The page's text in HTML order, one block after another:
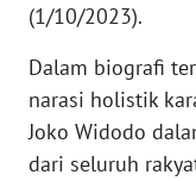
(1/10/2023).
Dalam biografi
narasi holistik
Joko Widodo
dari seluruh
WN
WN
PAPUA